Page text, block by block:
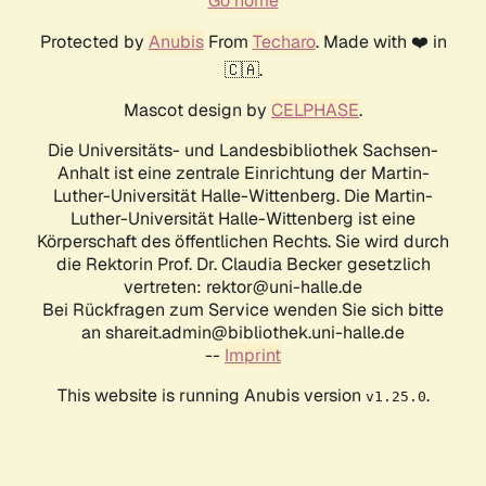
Protected by AnubisFrom Techaro. Made with ❤️ in
🇨🇦.
Mascot design by CELPHASE.
Die Universitäts- und Landesbibliothek Sachsen-
Anhalt ist eine zentrale Einrichtung der Martin-
Luther-Universität Halle-Wittenberg. Die Martin-
Luther-Universität Halle-Wittenberg ist eine
Körperschaft des öffentlichen Rechts. Sie wird durch
die Rektorin Prof. Dr. Claudia Becker gesetzlich
vertreten: rektor@uni-halle.de
Bei Rückfragen zum Service wenden Sie sich bitte
an shareit.admin@bibliothek.uni-halle.de
-- Imprint
This website is running Anubis version v1.25.0.